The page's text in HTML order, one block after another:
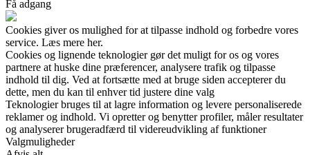
Få adgang
Cookies giver os mulighed for at tilpasse indhold og forbedre vores
service. Læs mere her.
Cookies og lignende teknologier gør det muligt for os og vores
partnere at huske dine præferencer, analysere trafik og tilpasse
indhold til dig. Ved at fortsætte med at bruge siden accepterer du
dette, men du kan til enhver tid justere dine valg
Teknologier bruges til at lagre information og levere personaliserede
reklamer og indhold. Vi opretter og benytter profiler, måler resultater
og analyserer brugeradfærd til videreudvikling af funktioner
Valgmuligheder